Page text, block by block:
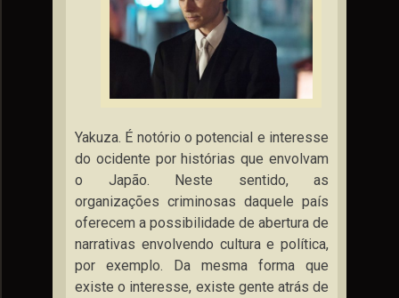
Yakuza. É notório o potencial e interesse
do ocidente por histórias que envolvam
o Japão. Neste sentido, as
organizações criminosas daquele país
oferecem a possibilidade de abertura de
narrativas envolvendo cultura e política,
por exemplo. Da mesma forma que
existe o interesse, existe gente atrás de